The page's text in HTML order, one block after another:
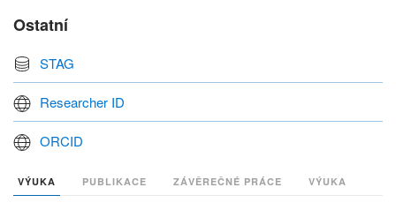
Ostatní
STAG
Researcher ID
ORCID
VÝUKA PUBLIKACE ZÁVĚREČNÉ PRÁCE VÝUKA